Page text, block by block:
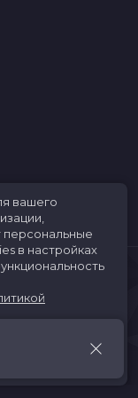
вашего
персональные
в настройках